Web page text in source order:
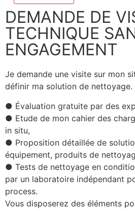
DEMANDE DE
TECHNIQUE
ENGAGEMENT
Je demande une visite sur mon
définir ma solution de nettoyage.
● Évaluation gratuite par des
● Etude de mon cahier des
in situ,
● Proposition détaillée de
équipement, produits de
● Tests de nettoyage en
par un laboratoire indépendant
process.
Vous disposerez des éléments